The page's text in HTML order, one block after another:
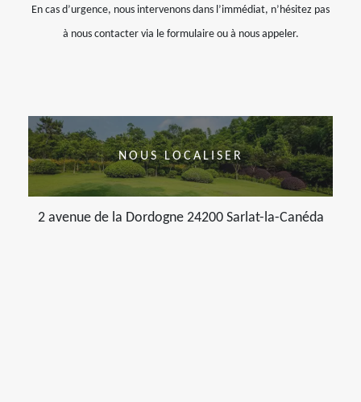
En cas d’urgence, nous intervenons dans l’immédiat, n’hésitez pas
à nous contacter via le formulaire ou à nous appeler.
NOUS LOCALISER
2 avenue de la Dordogne 24200 Sarlat-la-Canéda